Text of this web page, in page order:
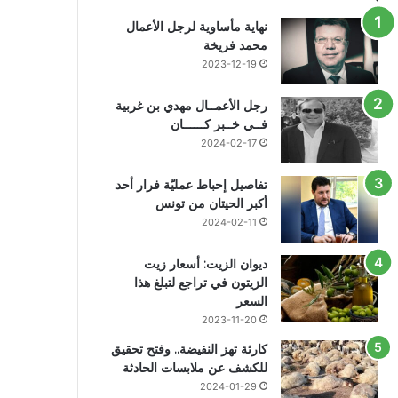
نهاية مأساوية لرجل الأعمال
محمد فريخة
2023-12-19
رجل الأعمــال مهدي بن غربية
فــي خــبر كــــــان
2024-02-17
تفاصيل إحباط عمليّة فرار أحد
أكبر الحيتان من تونس
2024-02-11
ديوان الزيت: أسعار زيت
الزيتون في تراجع لتبلغ هذا
السعر
2023-11-20
كارثة تهز النفيضة.. وفتح تحقيق
للكشف عن ملابسات الحادثة
2024-01-29